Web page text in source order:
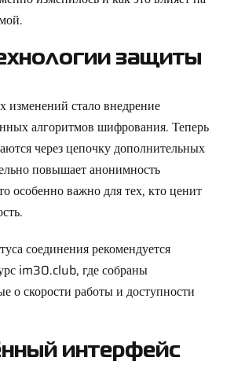
защиты
стало внедрение
алгоритмов шифрования. Теперь
через цепочку дополнительных
повышает анонимность
особенно важно для тех, кто ценит
соединения рекомендуется
im30.club, где собраны
о скорости работы и доступности
интерфейс